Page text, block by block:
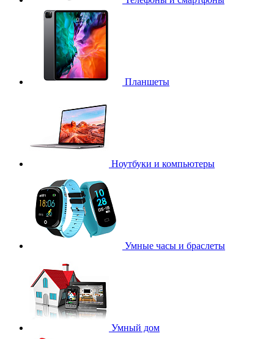
Планшеты
Ноутбуки и компьютеры
Умные часы и браслеты
Умный дом